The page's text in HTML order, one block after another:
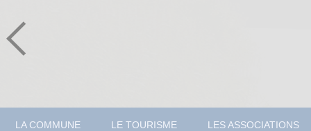
LA COMMUNE LE TOURISME LES ASSOCIATIONS